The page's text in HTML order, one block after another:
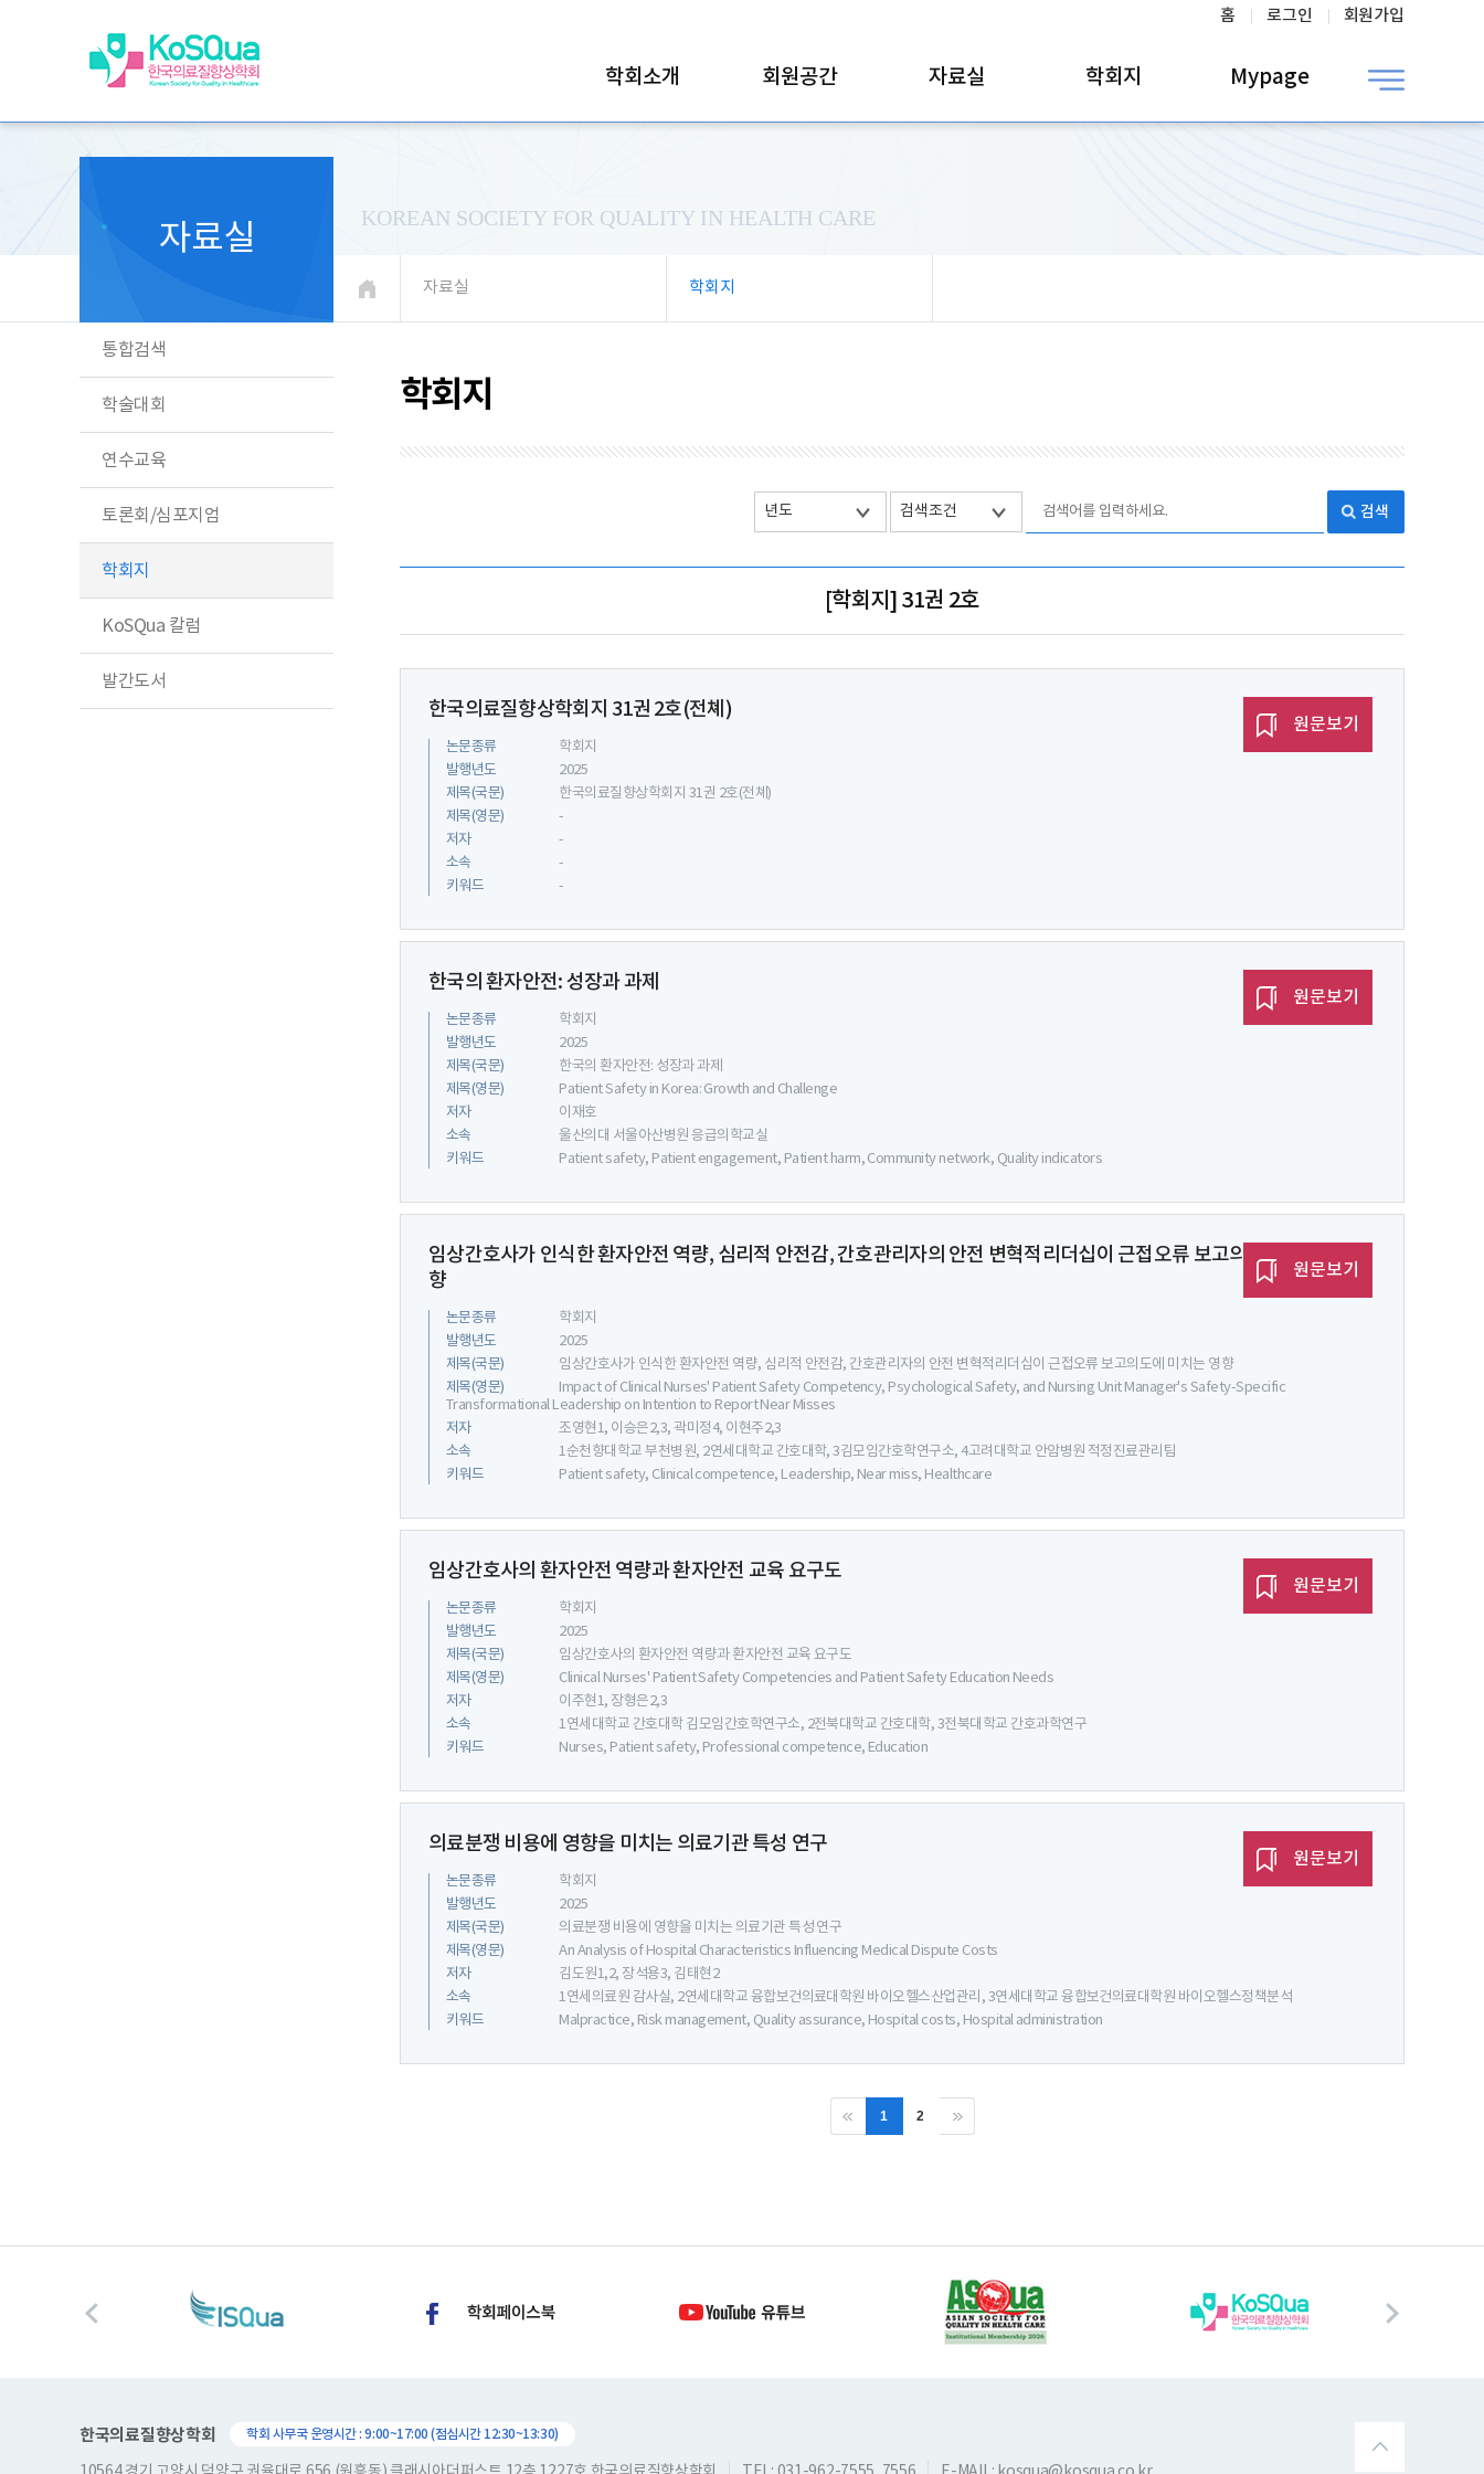
홈 로그인 회원가입
학회소개 회원공간 자료실 학회지 Mypage
KOREAN SOCIETY FOR QUALITY IN HEALTH CARE
자료실 학회지
자료실
통합검색
학술대회
연수교육
토론회/심포지엄
학회지
KoSQua 칼럼
발간도서
학회지
검색
[학회지] 31권 2호
한국의료질향상학회지 31권 2호(전쳬)
논문종류
학회지
발행년도
2025
제목(국문)
한국의료질향상학회지 31권 2호(전쳬)
제목(영문)
-
저자
-
소속
-
키워드
-
원문보기
한국의 환자안전: 성장과 과제
논문종류
학회지
발행년도
2025
제목(국문)
한국의 환자안전: 성장과 과제
제목(영문)
Patient Safety in Korea: Growth and Challenge
저자
이재호
소속
울산의대 서울아산병원 응급의학교실
키워드
Patient safety, Patient engagement, Patient harm, Community network, Quality indicators
원문보기
임상간호사가 인식한 환자안전 역량, 심리적 안전감, 간호관리자의 안전 변혁적리더십이 근접오류 보고의도에 미치는 영
향
논문종류
학회지
발행년도
2025
제목(국문)
임상간호사가 인식한 환자안전 역량, 심리적 안전감, 간호관리자의 안전 변혁적리더십이 근접오류 보고의도에 미치는 영향
제목(영문)
Impact of Clinical Nurses' Patient Safety Competency, Psychological Safety, and Nursing Unit Manager's Safety-Specific
Transformational Leadership on Intention to Report Near Misses
저자
조영현1, 이승은2,3, 곽미정4, 이현주2,3
소속
1순천향대학교 부천병원, 2연세대학교 간호대학, 3김모임간호학연구소, 4고려대학교 안암병원 적정진료관리팀
키워드
Patient safety, Clinical competence, Leadership, Near miss, Healthcare
원문보기
임상간호사의 환자안전 역량과 환자안전 교육 요구도
논문종류
학회지
발행년도
2025
제목(국문)
임상간호사의 환자안전 역량과 환자안전 교육 요구도
제목(영문)
Clinical Nurses' Patient Safety Competencies and Patient Safety Education Needs
저자
이주현1, 장형은2,3
소속
1연세대학교 간호대학 김모임간호학연구소, 2전북대학교 간호대학, 3전북대학교 간호과학연구
키워드
Nurses, Patient safety, Professional competence, Education
원문보기
의료분쟁 비용에 영향을 미치는 의료기관 특성 연구
논문종류
학회지
발행년도
2025
제목(국문)
의료분쟁 비용에 영향을 미치는 의료기관 특성 연구
제목(영문)
An Analysis of Hospital Characteristics Influencing Medical Dispute Costs
저자
김도원1,2, 장석용3, 김태현2
소속
1연세의료원 감사실, 2연세대학교 융합보건의료대학원 바이오헬스산업관리, 3연세대학교 융합보건의료대학원 바이오헬스정책분석
키워드
Malpractice, Risk management, Quality assurance, Hospital costs, Hospital administration
원문보기
1 2
한국의료질향상학회 학회 사무국 운영시간 : 9:00~17:00 (점심시간 12:30~13:30)